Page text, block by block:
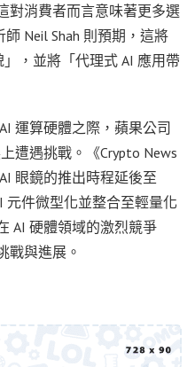
對消費者而言意味著更多選
師 Neil Shah 則預期，這將
」，並將「代理式 AI 應用帶
運算硬體之際，蘋果公司
遭遇挑戰。《Crypto News
眼鏡的推出時程延後至
元件微型化並整合至輕量化
AI 硬體領域的激烈競爭
戰與進展。